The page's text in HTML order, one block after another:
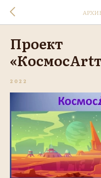
Проект
2022